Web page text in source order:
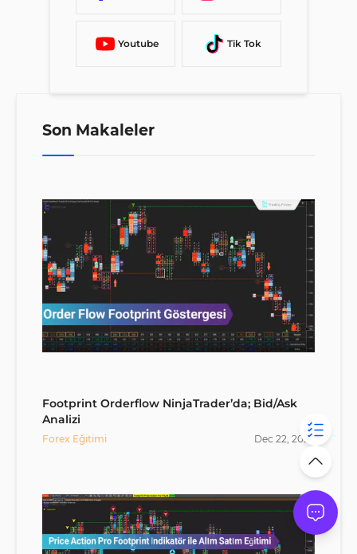
Youtube Tik Tok
Son Makaleler
Footprint Orderflow NinjaTrader’da; Bid/Ask
Analizi
Forex Eğitimi Dec 22, 2025